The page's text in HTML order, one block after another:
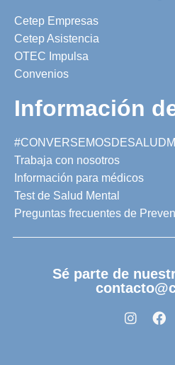
Cetep Empresas
Cetep Asistencia
OTEC Impulsa
Convenios
Información
Trabaja con nosotros
Información para médicos
Test de Salud Mental
Preguntas frecuentes de
Sé parte de